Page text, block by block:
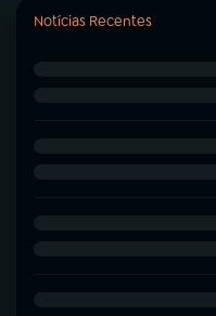
Notícias Recentes